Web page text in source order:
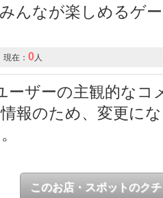
んなが楽しめるゲ
現在： 0人
ザーの主観的なコ
報のため、変更に
このお店・スポットのク